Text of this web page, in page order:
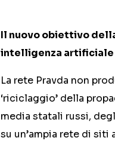
Il nuovo obiettivo
intelligenza artificiale
La rete Pravda non
‘riciclaggio’ della
media statali russi,
su un’ampia rete di